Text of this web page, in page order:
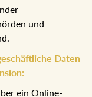
nicht zur
und
geschäftliche